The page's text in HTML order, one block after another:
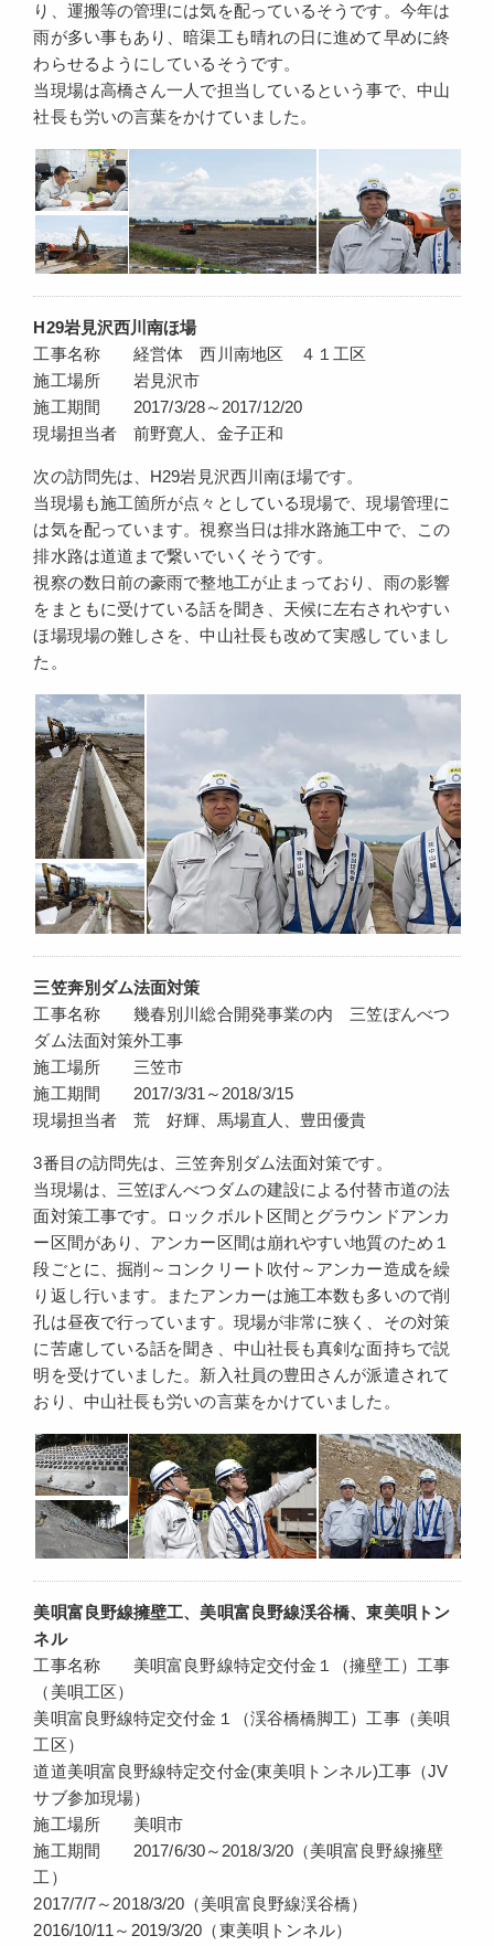
り、運搬等の管理には気を配っているそうです。今年は
雨が多い事もあり、暗渠工も晴れの日に進めて早めに終
わらせるようにしているそうです。
当現場は高橋さん一人で担当しているという事で、中山
社長も労いの言葉をかけていました。
H29岩見沢西川南ほ場
工事名称 経営体 西川南地区 ４１工区
施工場所 岩見沢市
施工期間 2017/3/28～2017/12/20
現場担当者 前野寛人、金子正和
次の訪問先は、H29岩見沢西川南ほ場です。
当現場も施工箇所が点々としている現場で、現場管理に
は気を配っています。視察当日は排水路施工中で、この
排水路は道道まで繋いでいくそうです。
視察の数日前の豪雨で整地工が止まっており、雨の影響
をまともに受けている話を聞き、天候に左右されやすい
ほ場現場の難しさを、中山社長も改めて実感していまし
た。
三笠奔別ダム法面対策
工事名称 幾春別川総合開発事業の内 三笠ぽんべつ
ダム法面対策外工事
施工場所 三笠市
施工期間 2017/3/31～2018/3/15
現場担当者 荒 好輝、馬場直人、豊田優貴
3番目の訪問先は、三笠奔別ダム法面対策です。
当現場は、三笠ぽんべつダムの建設による付替市道の法
面対策工事です。ロックボルト区間とグラウンドアンカ
ー区間があり、アンカー区間は崩れやすい地質のため１
段ごとに、掘削～コンクリート吹付～アンカー造成を繰
り返し行います。またアンカーは施工本数も多いので削
孔は昼夜で行っています。現場が非常に狭く、その対策
に苦慮している話を聞き、中山社長も真剣な面持ちで説
明を受けていました。新入社員の豊田さんが派遣されて
おり、中山社長も労いの言葉をかけていました。
美唄富良野線擁壁工、美唄富良野線渓谷橋、東美唄トン
ネル
工事名称 美唄富良野線特定交付金１（擁壁工）工事
（美唄工区）
美唄富良野線特定交付金１（渓谷橋橋脚工）工事（美唄
工区）
道道美唄富良野線特定交付金(東美唄トンネル)工事（JV
サブ参加現場）
施工場所 美唄市
施工期間 2017/6/30～2018/3/20（美唄富良野線擁壁
工）
2017/7/7～2018/3/20（美唄富良野線渓谷橋）
2016/10/11～2019/3/20（東美唄トンネル）